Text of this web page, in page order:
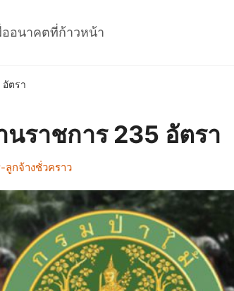
ออนาคตที่ก้าวหน้า
ตรา
ราชการ 235 อัตรา
ลูกจ้างชั่วคราว